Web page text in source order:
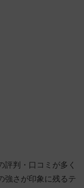
評判・口コミが多く
強さが印象に残るテ